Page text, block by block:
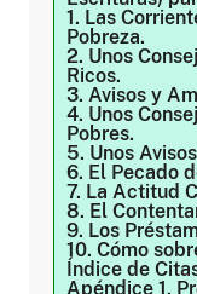
1. Las
Pobreza.
2. Unos
Ricos.
3. Avisos y
4. Unos
Pobres.
5. Unos
6. El Pecado
7. La Actitud
8. El
9. Los
10. Cómo
Índice de
Apéndice 1.